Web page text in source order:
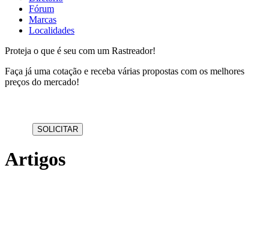
Fórum
Marcas
Localidades
Proteja o que é seu com um Rastreador!
Faça já uma cotação e receba várias propostas com os melhores
preços do mercado!
Artigos